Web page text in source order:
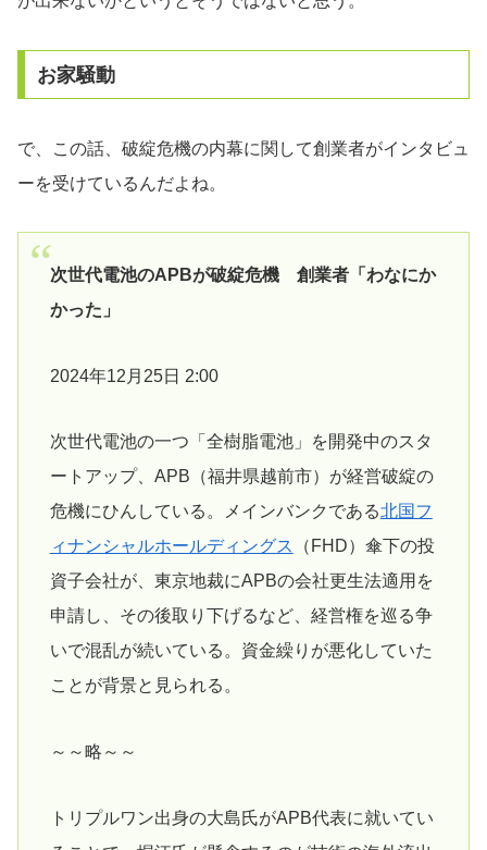
お家騒動
で、この話、破綻危機の内幕に関して創業者がインタビュ
ーを受けているんだよね。
次世代電池のAPBが破綻危機 創業者「わなにか
かった」
2024年12月25日 2:00
次世代電池の一つ「全樹脂電池」を開発中のスタ
ートアップ、APB（福井県越前市）が経営破綻の
危機にひんしている。メインバンクである北国フ
ィナンシャルホールディングス
（FHD）傘下の投
資子会社が、東京地裁にAPBの会社更生法適用を
申請し、その後取り下げるなど、経営権を巡る争
いで混乱が続いている。資金繰りが悪化していた
ことが背景と見られる。
～～略～～
トリプルワン出身の大島氏がAPB代表に就いてい